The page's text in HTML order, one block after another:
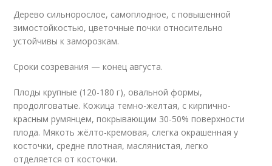
Дерево сильнорослое, самоплодное, с повышенной
зимостойкостью, цветочные почки относительно
устойчивы к заморозкам.
Сроки созревания — конец августа.
Плоды крупные (120-180 г), овальной формы,
продолговатые. Кожица темно-желтая, с кирпично-
красным румянцем, покрывающим 30-50% поверхности
плода. Мякоть жёлто-кремовая, слегка окрашенная у
косточки, средне плотная, маслянистая, легко
отделяется от косточки.